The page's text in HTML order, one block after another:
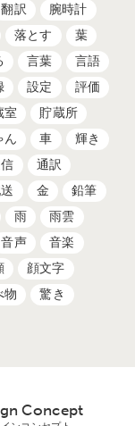
翻訳
腕時計
落とす
葉
言葉
言語
設定
評価
室
貯蔵所
ん 車
輝き
通訳
金
鉛筆
雨
雨雲
音声
音楽
顔文字
物
驚き
Concept